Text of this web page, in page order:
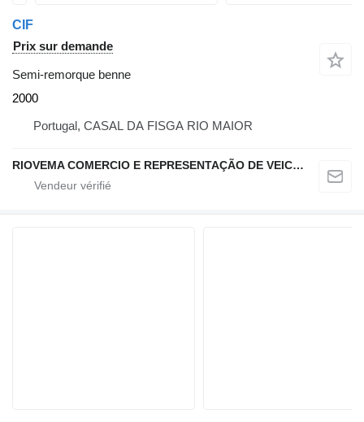
CIF
Prix sur demande
Semi-remorque benne
2000
Portugal, CASAL DA FISGA RIO MAIOR
RIOVEMA COMERCIO E REPRESENTAÇÃO DE VEICULOS E MAQUINAS LDA